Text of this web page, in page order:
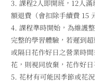
3. 課程2人即開班，12人
額退費（會扣除手續費 15
4. 課程準時開始，為維護
完整的學習體驗，若遲到
或隔日花作好日之營業時
花，則視同放棄，花作好日
5. 花材有可能因季節或花